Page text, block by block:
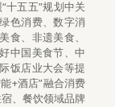
十五五”规划中关
色消费、数字消
食、非遗美食、
中国美食节、中
饭店业大会等提
+酒店”融合消费
、餐饮领域品牌